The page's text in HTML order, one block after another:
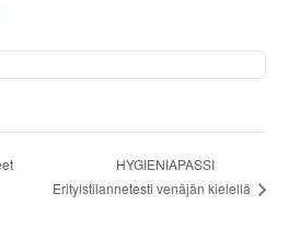
HYGIENIAPASSI
Erityistilannetesti venäjän kielellä